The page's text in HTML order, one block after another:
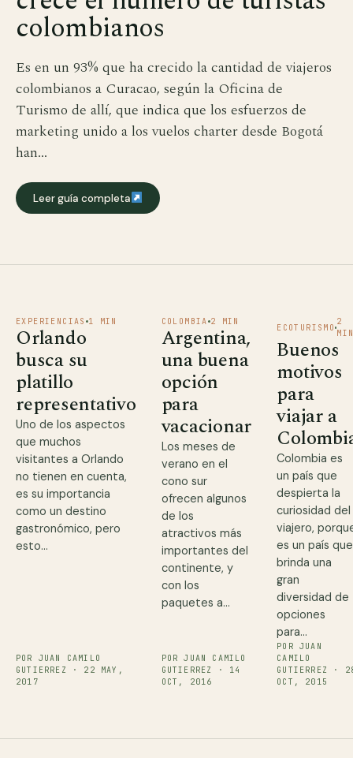
colombianos
Es en un 93% que ha crecido la cantidad de viajeros
colombianos a Curacao, según la Oficina de
Turismo de allí, que indica que los esfuerzos de
marketing unido a los vuelos charter desde Bogotá
han…
Leer guía completa
EXPERIENCIAS 1 MIN
Orlando
busca su
platillo
representativo
Uno de los aspectos
que muchos
visitantes a Orlando
no tienen en cuenta,
es su importancia
como un destino
gastronómico, pero
esto…
POR JUAN CAMILO
GUTIERREZ · 22 MAY,
2017
COLOMBIA 2 MIN
Argentina,
una buena
opción
para
vacacionar
Los meses de
verano en el
cono sur
ofrecen algunos
de los
atractivos más
importantes del
continente, y
con los
paquetes a…
POR JUAN CAMILO
GUTIERREZ · 14
OCT, 2016
ECOTURISMO
2
Buenos
motivos
para
viajar a
Colombia es
un país que
despierta la
curiosidad del
viajero,
es un país que
brinda una
gran
diversidad de
opciones
para…
POR JUAN
CAMILO
GUTIERREZ ·
OCT, 2015